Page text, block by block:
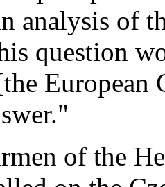
analysis of
question
European
of the